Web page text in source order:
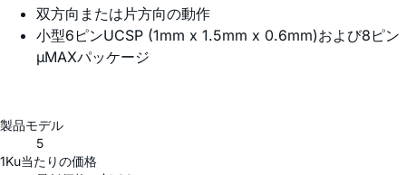
双方向または片方向の動作
小型6ピンUCSP (1mm x 1.5mm x 0.6mm)および8ピン
µMAXパッケージ
製品モデル
5
1Ku当たりの価格